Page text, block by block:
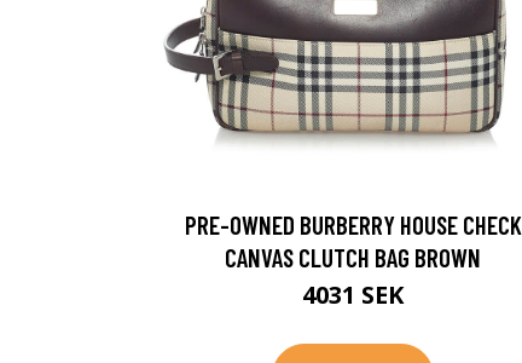
PRE-OWNED BURBERRY HOUSE CHECK
CANVAS CLUTCH BAG BROWN
4031 SEK